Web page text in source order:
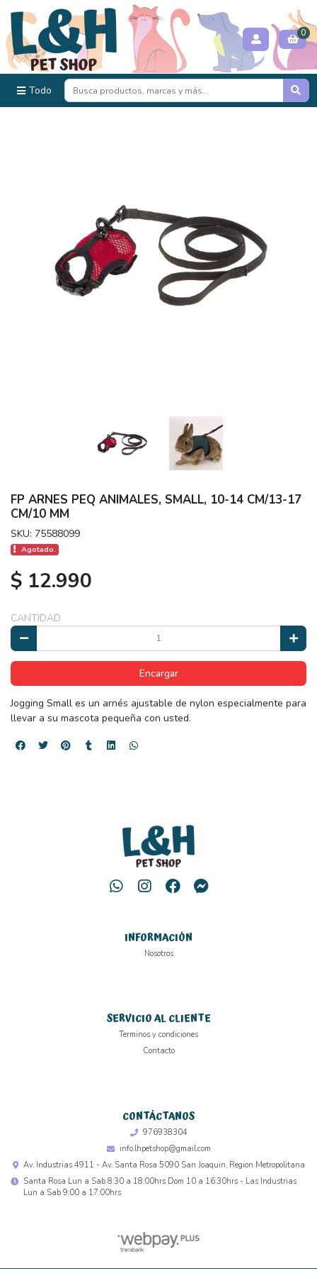
Todo
0
FP ARNES PEQ ANIMALES, SMALL, 10-14 CM/13-17
CM/10 MM
SKU: 75588099
Agotado.
$ 12.990
CANTIDAD
Encargar
Jogging Small es un arnés ajustable de nylon especialmente para
llevar a su mascota pequeña con usted.
INFORMACIÓN
Nosotros
SERVICIO AL CLIENTE
Terminos y condiciones
Contacto
CONTÁCTANOS
976938304
info.lhpetshop@gmail.com
Av. Industrias 4911 - Av. Santa Rosa 5090 San Joaquin, Region Metropolitana
Santa Rosa Lun a Sab 8:30 a 18:00hrs Dom 10 a 16:30hrs - Las Industrias
Lun a Sab 9:00 a 17:00hrs